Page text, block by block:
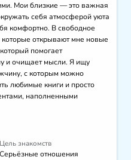
Мои близкие — это важная
себя атмосферой уюта
комфортно. В свободное
открывают мне новые
помогает
и очищает мысли. Я ищу
с которым можно
любимые книги и просто
наполненными
Цель знакомств
Серьёзные отношения